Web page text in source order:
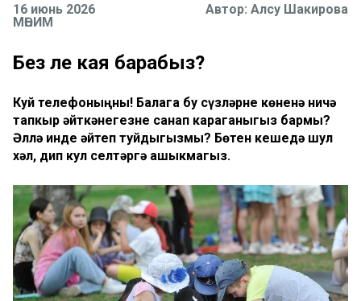
16 июнь 2026
МӨҺИМ
Алсу Шакирова
Без әле кая барабыз?
Куй телефоныңны! Балага бу сүзләрне көненә ничә
тапкыр әйткәнегезне санап караганыгыз бармы?
Әллә инде әйтеп туйдыгызмы? Бөтен кешедә шул
хәл, дип кул селтәргә ашыкмагыз.